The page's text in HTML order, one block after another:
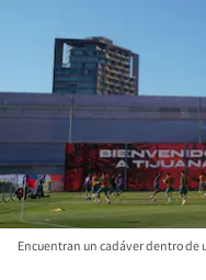
Encuentran un cadáver dentro de